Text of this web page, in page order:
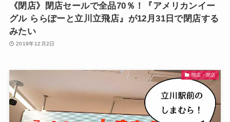
《閉店》閉店セールで全品70％！『アメリカンイー
グル ららぽーと立川立飛店』が12月31日で閉店する
みたい
2019年12月2日
開店・閉店